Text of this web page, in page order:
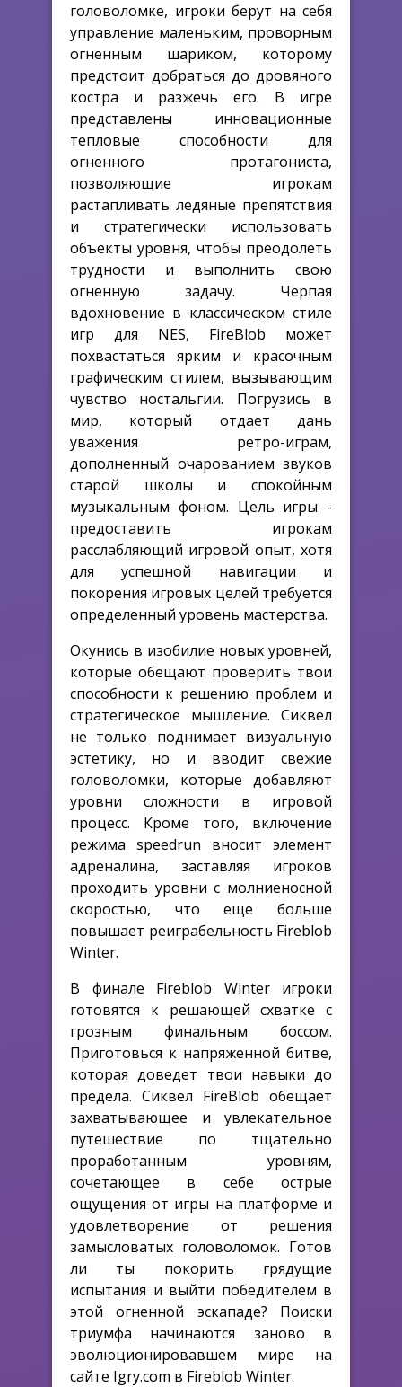
головоломке, игроки берут на себя
управление маленьким, проворным
огненным шариком, которому
предстоит добраться до дровяного
костра и разжечь его. В игре
представлены инновационные
тепловые способности для
огненного протагониста,
позволяющие игрокам
растапливать ледяные препятствия
и стратегически использовать
объекты уровня, чтобы преодолеть
трудности и выполнить свою
огненную задачу. Черпая
вдохновение в классическом стиле
игр для NES, FireBlob может
похвастаться ярким и красочным
графическим стилем, вызывающим
чувство ностальгии. Погрузись в
мир, который отдает дань
уважения ретро-играм,
дополненный очарованием звуков
старой школы и спокойным
музыкальным фоном. Цель игры -
предоставить игрокам
расслабляющий игровой опыт, хотя
для успешной навигации и
покорения игровых целей требуется
определенный уровень мастерства.
Окунись в изобилие новых уровней,
которые обещают проверить твои
способности к решению проблем и
стратегическое мышление. Сиквел
не только поднимает визуальную
эстетику, но и вводит свежие
головоломки, которые добавляют
уровни сложности в игровой
процесс. Кроме того, включение
режима speedrun вносит элемент
адреналина, заставляя игроков
проходить уровни с молниеносной
скоростью, что еще больше
повышает реиграбельность Fireblob
Winter.
В финале Fireblob Winter игроки
готовятся к решающей схватке с
грозным финальным боссом.
Приготовься к напряженной битве,
которая доведет твои навыки до
предела. Сиквел FireBlob обещает
захватывающее и увлекательное
путешествие по тщательно
проработанным уровням,
сочетающее в себе острые
ощущения от игры на платформе и
удовлетворение от решения
замысловатых головоломок. Готов
ли ты покорить грядущие
испытания и выйти победителем в
этой огненной эскападе? Поиски
триумфа начинаются заново в
эволюционировавшем мире на
сайте Igry.com в Fireblob Winter.